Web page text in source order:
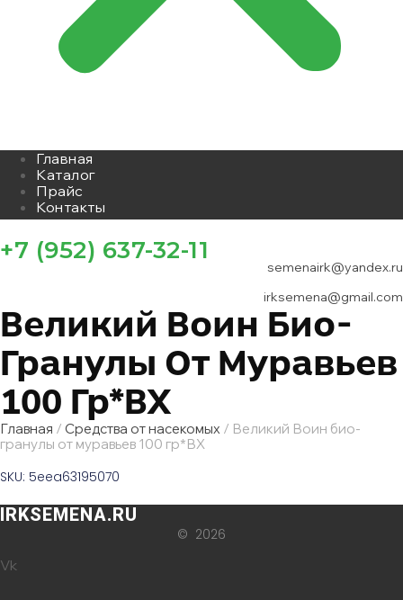
Главная
Каталог
Прайс
Контакты
+7 (952) 637-32-11
semenairk@yandex.ru
irksemena@gmail.com
Великий Воин Био-
Гранулы От Муравьев
100 Гр*ВХ
Главная / Средства от насекомых / Великий Воин био-
гранулы от муравьев 100 гр*ВХ
SKU: 5eea63195070
IRKSEMENA.RU
© 2026
Vk